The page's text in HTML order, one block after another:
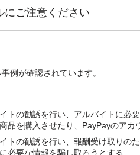
にご注意ください
例が確認されています。
トの勧誘を行い、アルバイトに必
品を購入させたり、PayPayのアカ
トの勧誘を行い、報酬受け取りの
必要な情報を騙し取ろうとする